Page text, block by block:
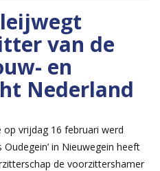
van de
en
Nederland
op vrijdag 16 februari werd
in Nieuwegein heeft
de voorzittershamer